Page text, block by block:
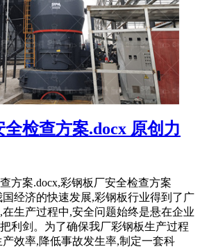
检查方案.docx 原创力
方案.docx,彩钢板厂安全检查方案
经济的快速发展,彩钢板行业得到了广
生产过程中,安全问题始终是悬在企业
利剑。为了确保我厂彩钢板生产过程
效率,降低事故发生率,制定一套科